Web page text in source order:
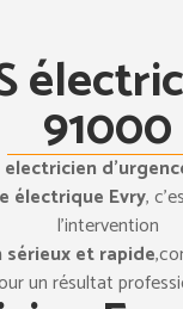
vous aider à
57 94 67 83 Demande
91000
electricien
électrique Evry,
l’intervention
et rapide
un résultat